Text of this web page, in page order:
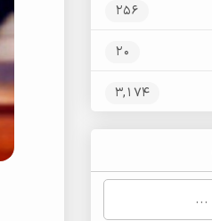
256
20
3,174